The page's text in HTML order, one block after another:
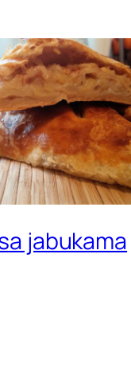
jabukama